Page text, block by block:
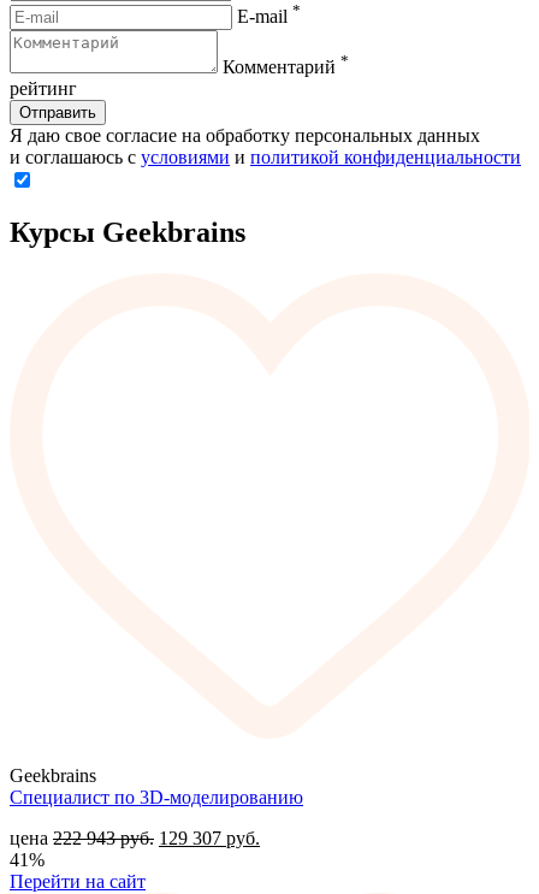
E-mail *
Комментарий *
рейтинг
Отправить
Я даю свое согласие на обработку персональных данных
и соглашаюсь с условиями и политикой конфиденциальности
Курсы Geekbrains
Geekbrains
Специалист по 3D-моделированию
цена 222 943руб. 129 307 руб.
41%
Перейти на сайт